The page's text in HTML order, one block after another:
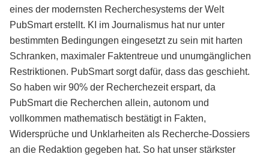
eines der modernsten Recherchesystems der Welt
PubSmart erstellt. KI im Journalismus hat nur unter
bestimmten Bedingungen eingesetzt zu sein mit harten
Schranken, maximaler Faktentreue und unumgänglichen
Restriktionen. PubSmart sorgt dafür, dass das geschieht.
So haben wir 90% der Recherchezeit erspart, da
PubSmart die Recherchen allein, autonom und
vollkommen mathematisch bestätigt in Fakten,
Widersprüche und Unklarheiten als Recherche-Dossiers
an die Redaktion gegeben hat. So hat unser stärkster